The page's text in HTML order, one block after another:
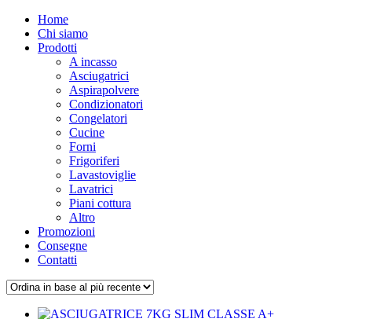
Home
Chi siamo
Prodotti
A incasso
Asciugatrici
Aspirapolvere
Condizionatori
Congelatori
Cucine
Forni
Frigoriferi
Lavastoviglie
Lavatrici
Piani cottura
Altro
Promozioni
Consegne
Contatti